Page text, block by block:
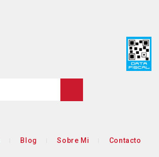
Blog Sobre Mi Contacto